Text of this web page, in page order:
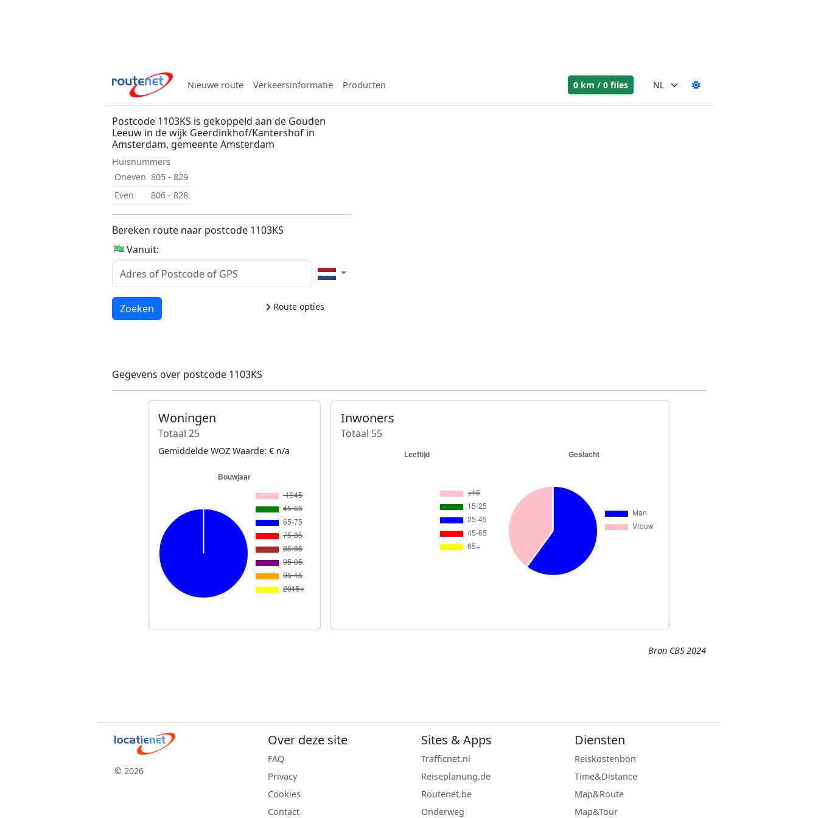
Nieuwe route Verkeersinformatie Producten 0 km / 0 files
Postcode 1103KS is gekoppeld aan de Gouden
Leeuw in de wijk Geerdinkhof/Kantershof in
Amsterdam, gemeente Amsterdam
Huisnummers
Oneven 805 - 829
Even
806 - 828
Bereken route naar postcode 1103KS
Vanuit:
Route opties
Laden...
Zoeken
Gegevens over postcode 1103KS
Woningen
Totaal 25
Gemiddelde WOZ Waarde: € n/a
Inwoners
Totaal 55
Bron CBS 2024
© 2026
Over deze site
FAQ
Privacy
Cookies
Contact
Sites & Apps
Trafficnet.nl
Reiseplanung.de
Routenet.be
Onderweg
Diensten
Reiskostenbon
Time&Distance
Map&Route
Map&Tour